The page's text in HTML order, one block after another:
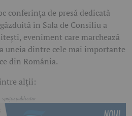
conferința de presă dedicată
în Sala de Consiliu a
eveniment care marchează
uneia dintre cele mai importante
din România.
alții: